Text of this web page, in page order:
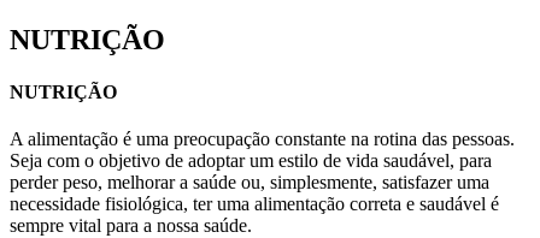
NUTRIÇÃO
NUTRIÇÃO
A alimentação é uma preocupação constante na rotina das pessoas.
Seja com o objetivo de adoptar um estilo de vida saudável, para
perder peso, melhorar a saúde ou, simplesmente, satisfazer uma
necessidade fisiológica, ter uma alimentação correta e saudável é
sempre vital para a nossa saúde.